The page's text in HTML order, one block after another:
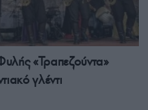
«Τραπεζούντα»
γλέντι